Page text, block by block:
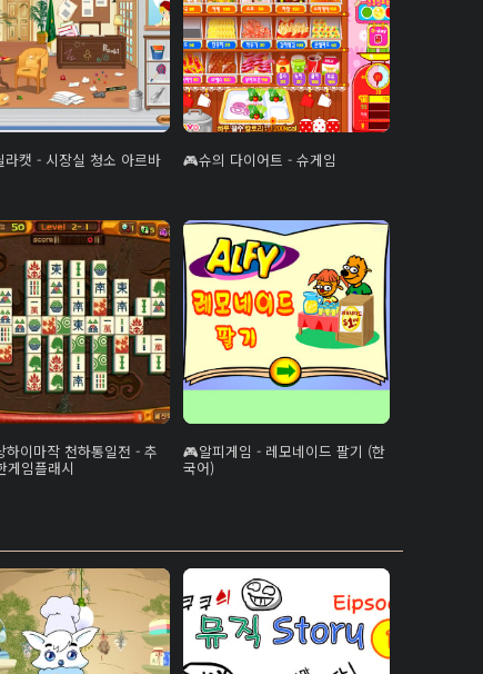
라캣 - 시장실 청소 아르바 슈의 다이어트 - 슈게임
하이마작 천하통일전 - 추
게임플래시
알피게임 - 레모네이드 팔기 (한
국어)